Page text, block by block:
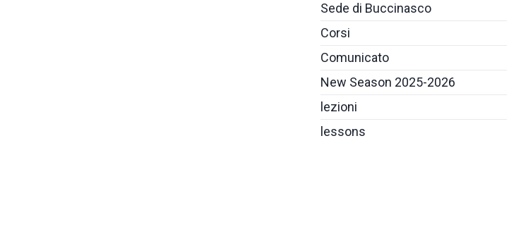
Sede di Buccinasco
Corsi
Comunicato
New Season 2025-2026
lezioni
lessons